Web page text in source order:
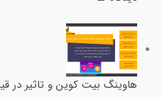
هاوینگ بیت کوین و تاثیر در